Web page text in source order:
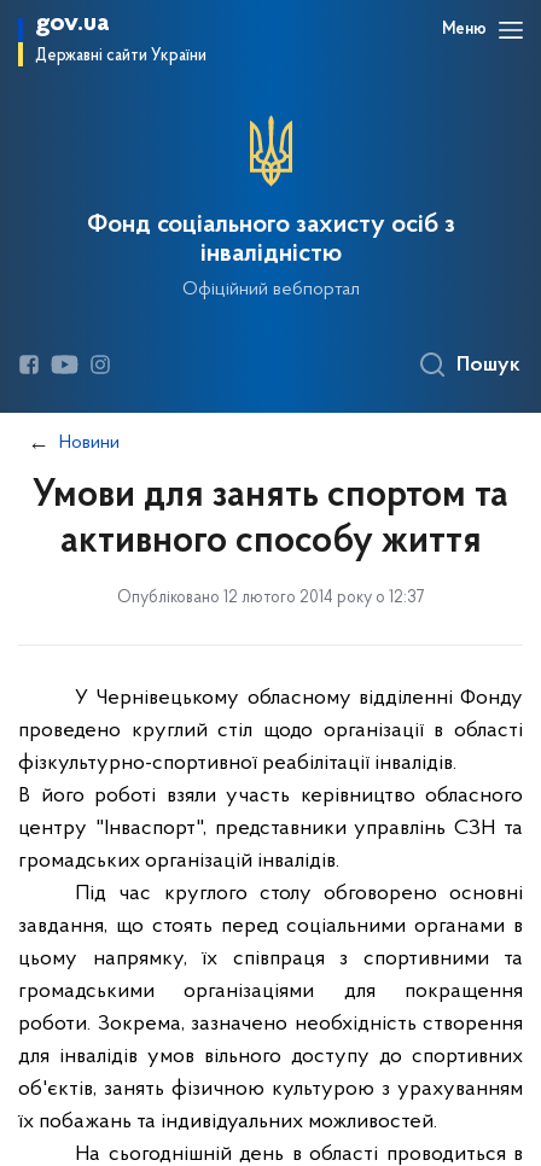
gov.ua
Державні сайти України
Меню
Фонд соціального захисту осіб з
інвалідністю
Офіційний вебпортал
Пошук
Новини
Умови для занять спортом та
активного способу життя
Опубліковано 12 лютого 2014 року о 12:37
У Чернівецькому обласному відділенні Фонду
проведено круглий стіл щодо організації в області
фізкультурно-спортивної реабілітації інвалідів.
В його роботі взяли участь керівництво обласного
центру "Інваспорт", представники управлінь СЗН та
громадських організацій інвалідів.
Під час круглого столу обговорено основні
завдання, що стоять перед соціальними органами в
цьому напрямку, їх співпраця з спортивними та
громадськими організаціями для покращення
роботи. Зокрема, зазначено необхідність створення
для інвалідів умов вільного доступу до спортивних
об'єктів, занять фізичною культурою з урахуванням
їх побажань та індивідуальних можливостей.
На сьогоднішній день в області проводиться в